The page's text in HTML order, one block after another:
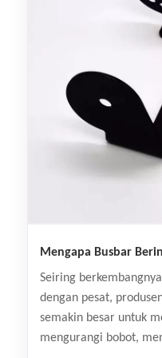
Mengapa Busbar
Modern?
Seiring
dengan pesat,
semakin besar untuk
mengurangi bobot,